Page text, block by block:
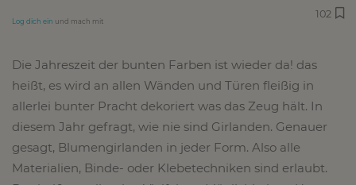
Log dich ein und mach mit
102
Die Jahreszeit der bunten Farben ist wieder da! das
heißt, es wird an allen Wänden und Türen fleißig in
allerlei bunter Pracht dekoriert was das Zeug hält. In
diesem Jahr gefragt, wie nie sind Girlanden. Genauer
gesagt, Blumengirlanden in jeder Form. Also alle
Materialien, Binde- oder Klebetechniken sind erlaubt.